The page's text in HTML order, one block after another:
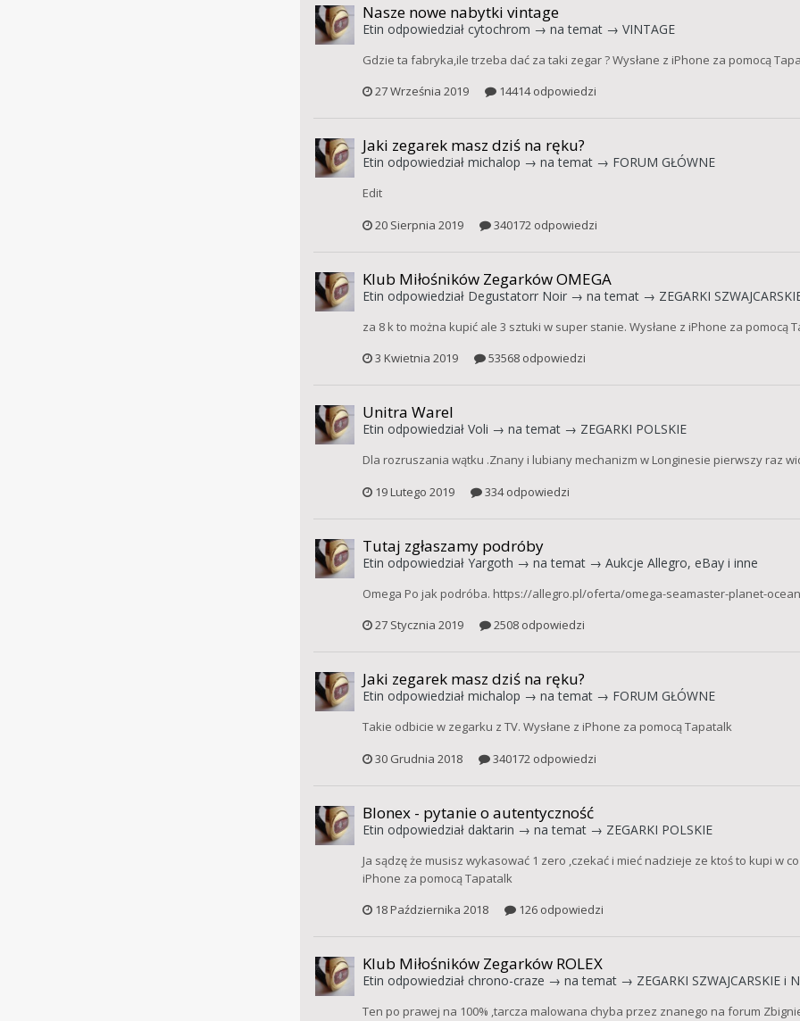
Nasze nowe nabytki vintage
Etin odpowiedział cytochrom → na temat → VINTAGE
Gdzie ta fabryka,ile trzeba dać za taki zegar ? Wysłane z iPhone za pomocą
27 Września 2019
14414 odpowiedzi
Jaki zegarek masz dziś na ręku?
Etin odpowiedział michalop → na temat → FORUM GŁÓWNE
Edit
20 Sierpnia 2019
340172 odpowiedzi
Klub Miłośników Zegarków OMEGA
Etin odpowiedział Degustatorr Noir→ na temat → ZEGARKI
za 8 k to można kupić ale 3 sztuki w super stanie. Wysłane z iPhone za pomocą
3 Kwietnia 2019
53568 odpowiedzi
Unitra Warel
Etin odpowiedział Voli → na temat → ZEGARKI POLSKIE
Dla rozruszania wątku .Znany i lubiany mechanizm w Longinesie pierwszy raz
19 Lutego 2019
334 odpowiedzi
Tutaj zgłaszamy podróby
Etin odpowiedział Yargoth → na temat → Aukcje Allegro, eBay i inne
Omega Po jak podróba. https://allegro.pl/oferta/omega-seamaster-planet-
27 Stycznia 2019
2508 odpowiedzi
Jaki zegarek masz dziś na ręku?
Etin odpowiedział michalop → na temat → FORUM GŁÓWNE
Takie odbicie w zegarku z TV. Wysłane z iPhone za pomocą Tapatalk
30 Grudnia 2018
340172 odpowiedzi
Blonex - pytanie o autentyczność
Etin odpowiedział daktarin → na temat → ZEGARKI POLSKIE
Ja sądzę że musisz wykasować 1 zero ,czekać i mieć nadzieje ze ktoś to kupi w
iPhone za pomocą Tapatalk
18 Października 2018
126 odpowiedzi
Klub Miłośników Zegarków ROLEX
Etin odpowiedział chrono-craze → na temat → ZEGARKI SZWAJCARSKIE i
Ten po prawej na 100% ,tarcza malowana chyba przez znanego na forum